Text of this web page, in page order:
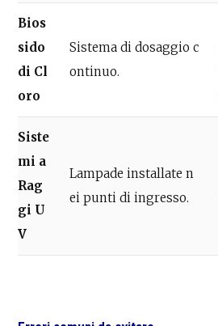
Bios
sido
di Cl
oro
Sistema di dosaggio c
ontinuo.
Siste
mi a
Rag
gi U
V
Lampade installate n
ei punti di ingresso.